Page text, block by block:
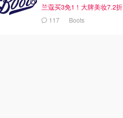
兰蔻买3免1！大牌美妆7.2折
117 Boots